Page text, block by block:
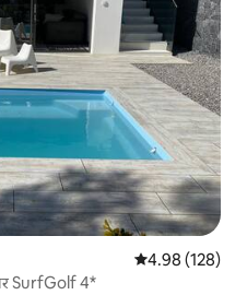
औसत रेटिंग 5 में से
4.98 (128)
SurfGolf 4*